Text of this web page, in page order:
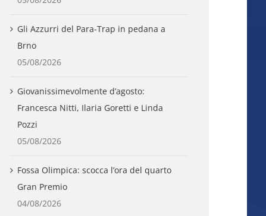
Gli Azzurri del Para-Trap in pedana a
Brno
05/08/2026
Giovanissimevolmente d’agosto:
Francesca Nitti, Ilaria Goretti e Linda
Pozzi
05/08/2026
Fossa Olimpica: scocca l’ora del quarto
Gran Premio
04/08/2026